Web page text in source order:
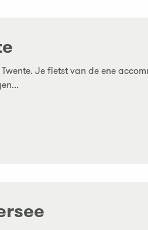
Je fietst van de ene